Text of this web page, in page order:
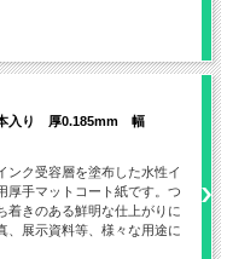
入り 厚0.185mm 幅
ンク受容層を塗布した水性イ
厚手マットコート紙です。つ
着きのある鮮明な仕上がりに
、展示資料等、様々な用途に